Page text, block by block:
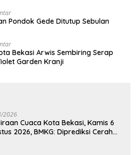
Pondok Gede Ditutup Sebulan
Bekasi Arwis Sembiring Serap
Garden Kranji
2026
Cuaca Kota Bekasi, Kamis 6
2026, BMKG: Diprediksi Cerah